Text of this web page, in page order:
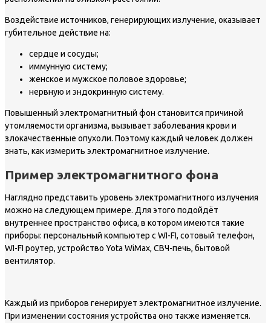
Воздействие источников, генерирующих излучение, оказывает
губительное действие на:
сердце и сосуды;
иммунную систему;
женское и мужское половое здоровье;
нервную и эндокринную систему.
Повышенный электромагнитный фон становится причиной
утомляемости организма, вызывает заболевания крови и
злокачественные опухоли. Поэтому каждый человек должен
знать, как измерить электромагнитное излучение.
Пример электромагнитного фона
Наглядно представить уровень электромагнитного излучения
можно на следующем примере. Для этого подойдёт
внутреннее пространство офиса, в котором имеются такие
приборы: персональный компьютер с WI-FI, сотовый телефон,
WI-FI роутер, устройство Yota WiMax, СВЧ-печь, бытовой
вентилятор.
Каждый из приборов генерирует электромагнитное излучение.
При изменении состояния устройства оно также изменяется.